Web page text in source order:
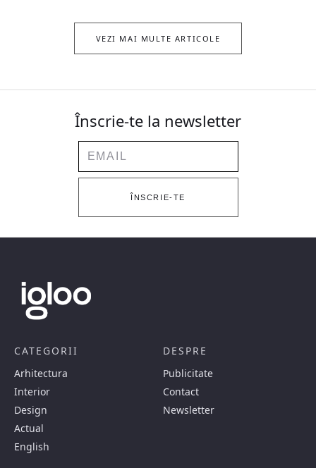
VEZI MAI MULTE ARTICOLE
Înscrie-te la newsletter
Email
ÎNSCRIE-TE
CATEGORII
Arhitectura
Interior
Design
Actual
English
DESPRE
Publicitate
Contact
Newsletter